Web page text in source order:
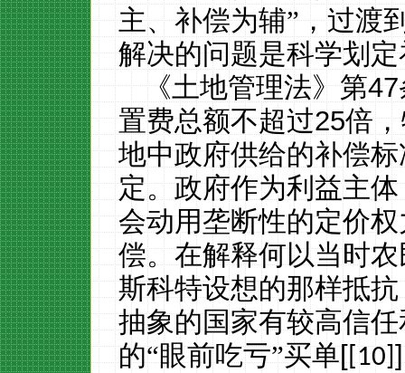
主、补偿为辅”，过渡
解决的问题是科学划
《土地管理法》第47
置费总额不超过25倍
地中政府供给的补偿
定。政府作为利益主
会动用垄断性的定价
偿。在解释何以当时
斯科特设想的那样抵
抽象的国家有较高信
的“眼前吃亏”买单[[10]]